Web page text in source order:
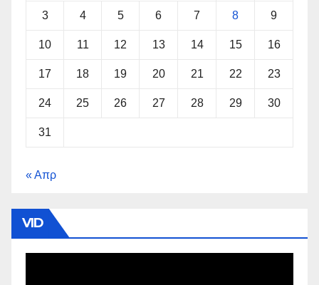
3 4 5 6 7 8 9
10 11 12 13 14 15 16
17 18 19 20 21 22 23
24 25 26 27 28 29 30
31
« Απρ
VID